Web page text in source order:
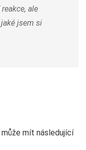
ale
jsem si
mít následující